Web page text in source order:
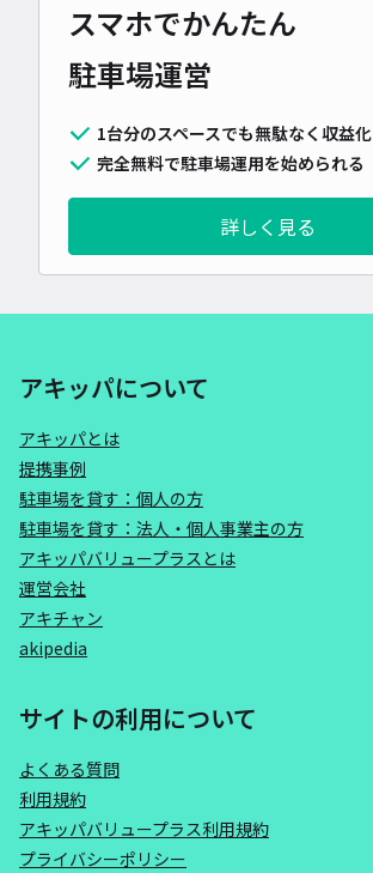
スマホでかんたん
駐車場運営
1台分のスペースでも無駄なく収益化
完全無料で駐車場運用を始められる
詳しく見る
アキッパについて
アキッパとは
提携事例
駐車場を貸す：個人の方
駐車場を貸す：法人・個人事業主の方
アキッパバリュープラスとは
運営会社
アキチャン
akipedia
サイトの利用について
よくある質問
利用規約
アキッパバリュープラス利用規約
プライバシーポリシー